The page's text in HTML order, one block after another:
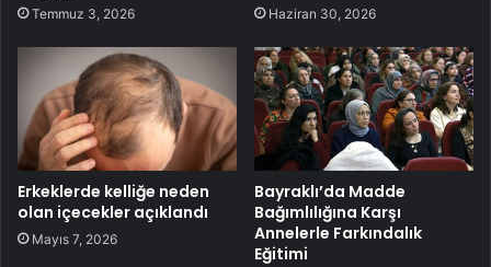
Temmuz 3, 2026 Haziran 30, 2026
Erkeklerde kelliğe neden
olan içecekler açıklandı
Mayıs 7, 2026
Bayraklı’da Madde
Bağımlılığına Karşı
Annelerle Farkındalık
Eğitimi